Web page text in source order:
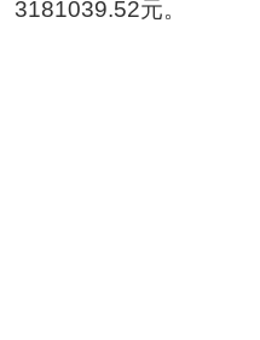
3181039.52元。